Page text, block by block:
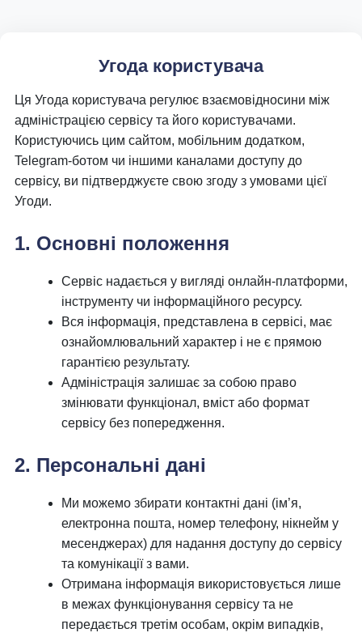
Угода користувача
Ця Угода користувача регулює взаємовідносини між
адміністрацією сервісу та його користувачами.
Користуючись цим сайтом, мобільним додатком,
Telegram-ботом чи іншими каналами доступу до
сервісу, ви підтверджуєте свою згоду з умовами цієї
Угоди.
1. Основні положення
Сервіс надається у вигляді онлайн-платформи,
інструменту чи інформаційного ресурсу.
Вся інформація, представлена в сервісі, має
ознайомлювальний характер і не є прямою
гарантією результату.
Адміністрація залишає за собою право
змінювати функціонал, вміст або формат
сервісу без попередження.
2. Персональні дані
Ми можемо збирати контактні дані (ім’я,
електронна пошта, номер телефону, нікнейм у
месенджерах) для надання доступу до сервісу
та комунікації з вами.
Отримана інформація використовується лише
в межах функціонування сервісу та не
передається третім особам, окрім випадків,